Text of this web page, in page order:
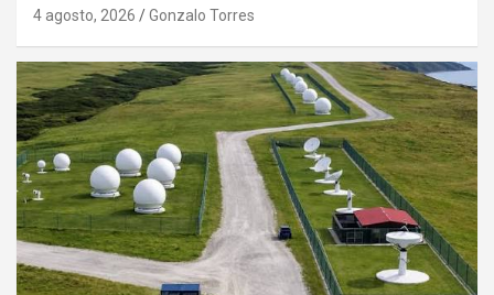
4 agosto, 2026 Gonzalo Torres